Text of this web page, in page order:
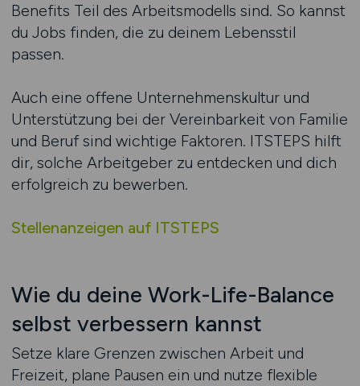
Benefits Teil des Arbeitsmodells sind. So kannst
du Jobs finden, die zu deinem Lebensstil
passen.
Auch eine offene Unternehmenskultur und
Unterstützung bei der Vereinbarkeit von Familie
und Beruf sind wichtige Faktoren. ITSTEPS hilft
dir, solche Arbeitgeber zu entdecken und dich
erfolgreich zu bewerben.
Stellenanzeigen auf ITSTEPS
Wie du deine Work-Life-Balance
selbst verbessern kannst
Setze klare Grenzen zwischen Arbeit und
Freizeit, plane Pausen ein und nutze flexible